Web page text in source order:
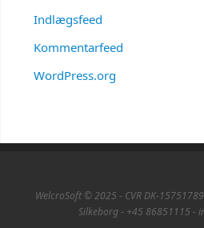
Indlægsfeed
Kommentarfeed
WordPress.org
WelcroSoft © 2025 - CVR DK-
Silkeborg - +45 86851115 -